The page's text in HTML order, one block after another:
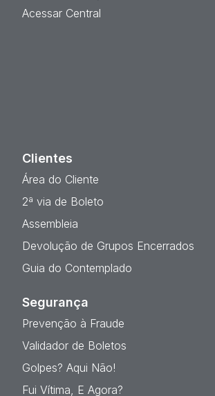
Acessar Central
Clientes
Área do Cliente
2ª via de Boleto
Assembleia
Devolução de Grupos Encerrados
Guia do Contemplado
Segurança
Prevenção à Fraude
Validador de Boletos
Golpes? Aqui Não!
Fui Vítima, E Agora?